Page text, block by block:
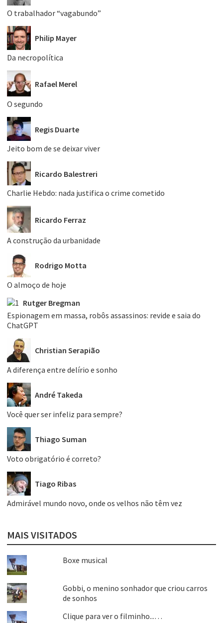
O trabalhador “vagabundo”
Philip Mayer
Da necropolítica
Rafael Merel
O segundo
Regis Duarte
Jeito bom de se deixar viver
Ricardo Balestreri
Charlie Hebdo: nada justifica o crime cometido
Ricardo Ferraz
A construção da urbanidade
Rodrigo Motta
O almoço de hoje
Rutger Bregman
Espionagem em massa, robôs assassinos: revide e saia do
ChatGPT
Christian Serapião
A diferença entre delírio e sonho
André Takeda
Você quer ser infeliz para sempre?
Thiago Suman
Voto obrigatório é correto?
Tiago Ribas
Admirável mundo novo, onde os velhos não têm vez
MAIS VISITADOS
Boxe musical
Gobbi, o menino sonhador que criou carros
de sonhos
Clique para ver o filminho...…